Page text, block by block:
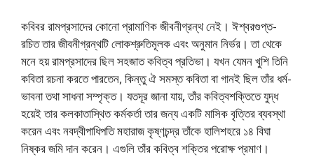
কবিবর রামপ্রসাদের কোনো প্রামাণিক জীবনীগ্রন্থ নেই। ঈশ্বরগুপ্ত-
রচিত তার জীবনীগ্রন্থটি লোকশ্রুতিমূলক এবং অনুমান নির্ভর। তা থেকে
মনে হয় রামপ্রসাদের ছিল সহজাত কবিত্ব প্রতিভা। যখন যেমন খুশি তিনি
কবিতা রচনা করতে পারতেন, কিন্তু ঐ সমস্ত কবিতা বা গানই ছিল তাঁর ধর্ম-
ভাবনা তথা সাধনা সম্পৃক্ত। যতদূর জানা যায়, তাঁর কবিত্বশক্তিতে যুদ্ধ
হয়েই তার কলকাতাস্থিত কর্মকর্তা তার জন্য একটি মাসিক বৃত্তির ব্যবস্থা
করেন এবং নবদ্বীপাধিপতি মহারাজ কৃষ্ণচন্দ্র তাঁকে হালিশহরে ১৪ বিঘা
নিষ্কর জমি দান করেন। এগুলি তাঁর কবিত্ব শক্তির পরোক্ষ প্রমাণ।